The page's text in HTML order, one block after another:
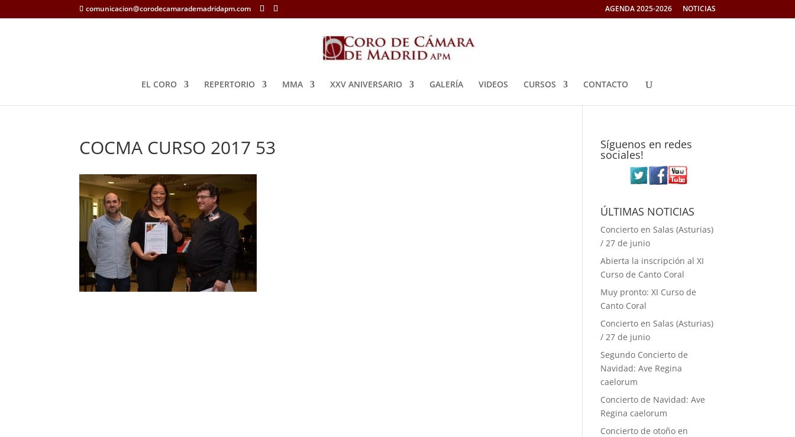
comunicacion@corodecamarademadridapm.com AGENDA 2025-2026 NOTICIAS
EL CORO REPERTORIO MMA XXV ANIVERSARIO GALERÍA VIDEOS CURSOS CONTACTO
COCMA CURSO 2017 53 Síguenos en redes
sociales!
ÚLTIMAS NOTICIAS
Concierto en Salas (Asturias)
/ 27 de junio
Abierta la inscripción al XI
Curso de Canto Coral
Muy pronto: XI Curso de
Canto Coral
Concierto en Salas (Asturias)
/ 27 de junio
Segundo Concierto de
Navidad: Ave Regina
caelorum
Concierto de Navidad: Ave
Regina caelorum
Concierto de otoño en